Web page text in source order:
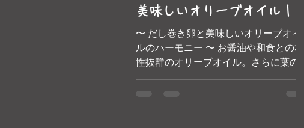
美味しいオリーブオイル｜ト
スカーナ エ トスカーナ
〜 だし巻き卵と美味しいオリーブオイ
ルのハーモニー 〜 お醤油や和食との相
性抜群のオリーブオイル。さらに葉の爽
やかな香りをプラスしてくれるので、新